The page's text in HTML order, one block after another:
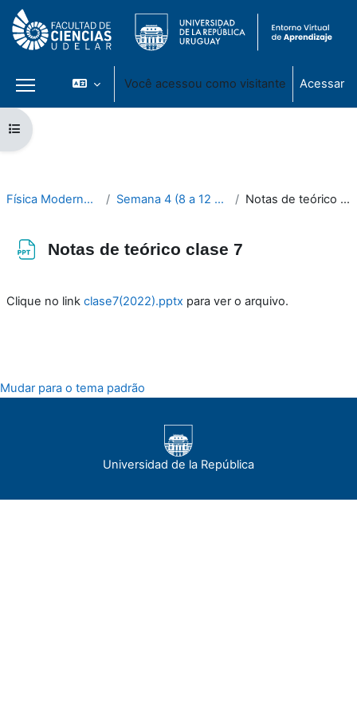
Ir para o conteúdo principal
Painel lateral
Você acessou como visitante Acessar
Abrir índice do curso
Física Moderna 2024 Semana 4 (8 a 12 de abril) Notas de teórico clase 7
Notas de teórico clase 7
Clique no link clase7(2022).pptx para ver o arquivo.
Mudar para o tema padrão
Universidad de la República